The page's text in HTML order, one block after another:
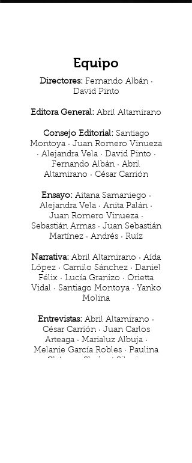
Equipo
Directores: Fernando Albán ·
David Pinto
Editora General: Abril Altamirano
Consejo Editorial:Santiago
Montoya · Juan Romero Vinueza
· Alejandra Vela · David Pinto ·
Fernando Albán · Abril
Altamirano · César Carrión
Ensayo:Aitana Samaniego ·
Alejandra Vela · Anita Palán ·
Juan Romero Vinueza ·
Sebastián Armas · Juan Sebastián
Martínez · Andrés · Ruíz
Narrativa: Abril Altamirano · Aída
López · Camilo Sánchez · Daniel
Félix · Lucía Granizo · Orietta
Vidal · Santiago Montoya · Yanko
Molina
Entrevistas: Abril Altamirano ·
César Carrión · Juan Carlos
Arteaga · Marialuz Albuja ·
Melanie García Robles · Paulina